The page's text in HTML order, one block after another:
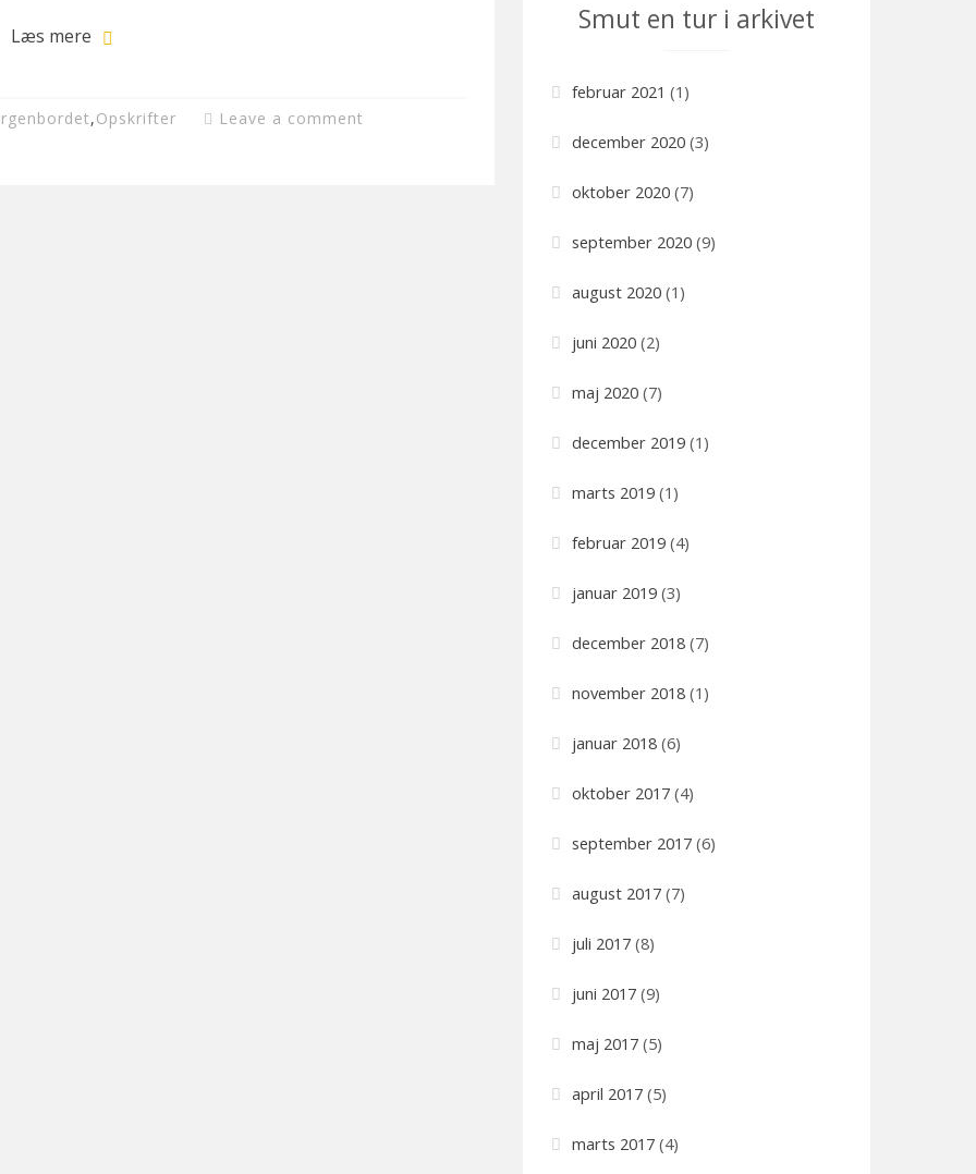
Læs mere
,Opskrifter Leave a comment
i
r
Smut en tur i arkivet
februar 2021 (1)
december 2020(3)
oktober 2020(7)
september 2020(9)
august 2020(1)
juni 2020(2)
maj 2020(7)
december 2019(1)
marts 2019(1)
februar 2019(4)
januar 2019(3)
december 2018(7)
november 2018(1)
januar 2018(6)
oktober 2017(4)
september 2017(6)
august 2017(7)
juli 2017(8)
juni 2017(9)
maj 2017(5)
april 2017(5)
marts 2017(4)